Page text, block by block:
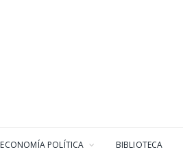
ECONOMÍA POLÍTICA BIBLIOTECA